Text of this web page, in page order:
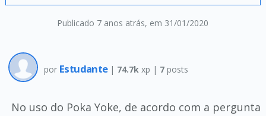
Publicado 7 anos atrás, em 31/01/2020
por Estudante | 74.7k xp | 7posts
No uso do Poka Yoke, de acordo com a pergunta